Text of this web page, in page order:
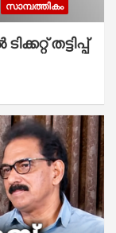
സാമ്പത്തികം
തട്ടിപ്പ്